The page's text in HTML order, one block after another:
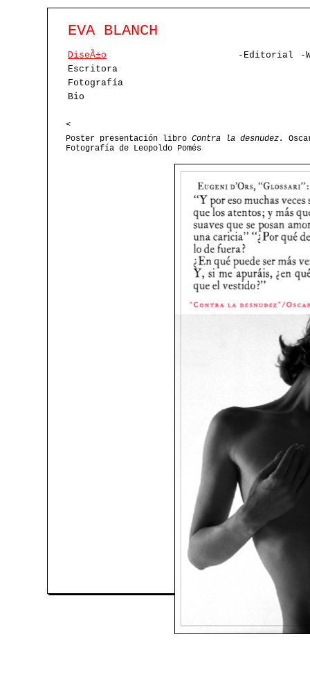
EVA BLANCH
DiseÃ±o -Editorial
-
Escritora
Fotografía
Bio
<
Poster presentación libro Contra la desnudez.
Fotografía de Leopoldo Pomés